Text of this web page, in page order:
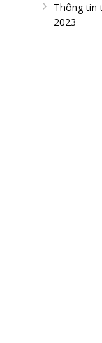
Thông tin
2023